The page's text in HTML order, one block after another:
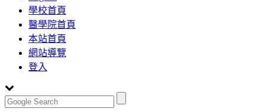
學校首頁
醫學院首頁
本站首頁
網站導覽
登入